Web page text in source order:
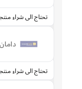
تحتاج الى شراء منتجات
دامان كاش
تحتاج الى شراء منتجات